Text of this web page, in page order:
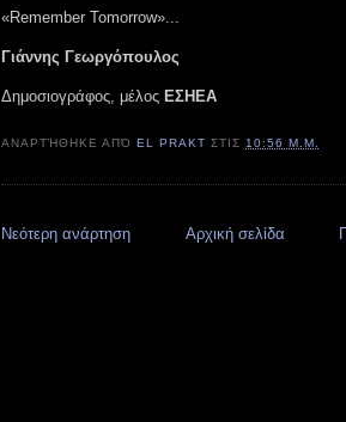
«Remember Tomorrow»...
Γιάννης Γεωργόπουλος
Δημοσιογράφος, μέλος ΕΣΗΕΑ
ΑΝΑΡΤΉΘΗΚΕ ΑΠΌEL PRAKT ΣΤΙΣ10:56 Μ.Μ.
Νεότερη ανάρτηση Αρχική σελίδα